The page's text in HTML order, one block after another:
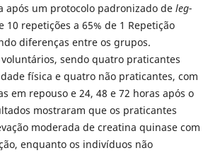
após um protocolo padronizado de leg-
10 repetições a 65% de 1 Repetição
diferenças entre os grupos.
sendo quatro praticantes
física e quatro não praticantes, com
em repouso e 24, 48 e 72 horas após o
mostraram que os praticantes
moderada de creatina quinase com
enquanto os indivíduos não